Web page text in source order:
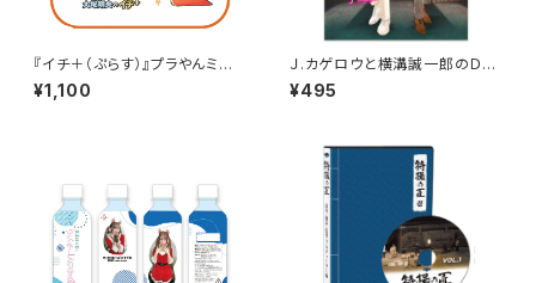
『イチ＋（ぷらす）』プラやんミニタ
オル
¥1,100
Ｊ.カゲロウと横溝誠一郎のＤＪ
クリアファイル
¥495